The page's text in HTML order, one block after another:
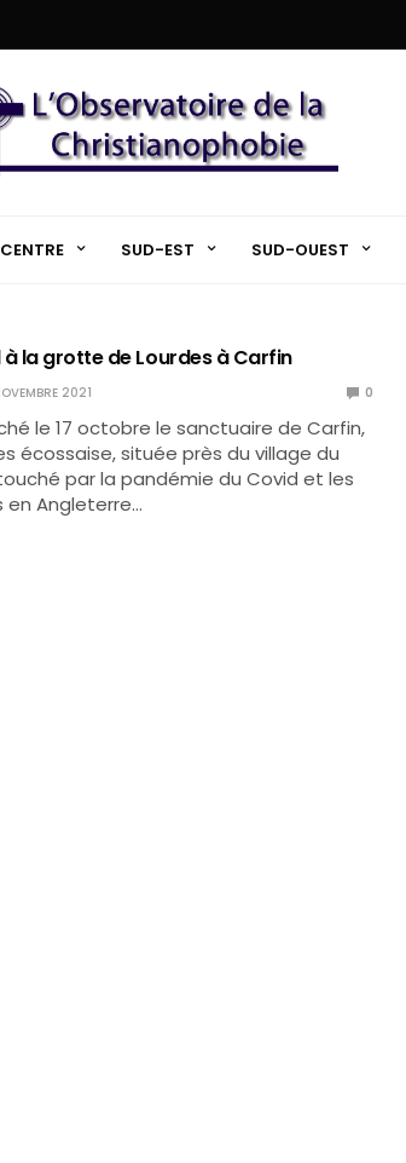
CENTRE SUD-EST SUD-OUEST
à la grotte de Lourdes à Carfin
2021 0
le 17 octobre le sanctuaire de Carfin,
écossaise, située près du village du
par la pandémie du Covid et les
en Angleterre…